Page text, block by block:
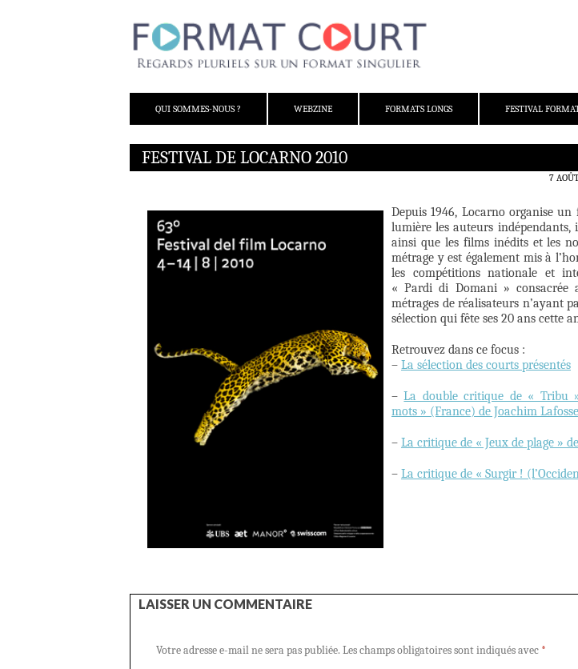
QUI SOMMES-NOUS ?
WEBZINE FORMATS LONGS FESTIVAL
FESTIVAL DE LOCARNO 2010
7
Depuis 1946, Locarno organise un
lumière les auteurs indépendants,
ainsi que les films inédits et les
métrage y est également mis à
les compétitions nationale et
« Pardi di Domani » consacrée
métrages de réalisateurs n’ayant
sélection qui fête ses 20 ans cette
Retrouvez dans ce focus :
– La sélection des courts présentés
–La double critique de « Tribu
mots » (France) de Joachim Lafosse
– La critique de « Jeux de plage »
– La critique de « Surgir !
LAISSER UN COMMENTAIRE
Votre adresse e-mail ne sera pas publiée. Les champs obligatoires sont indiqués avec *